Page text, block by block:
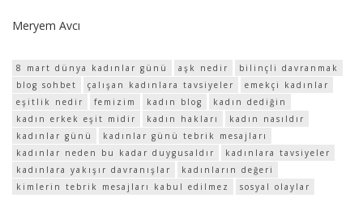
Meryem Avcı
8 mart dünya kadınlar günü aşk nedir
bilinçli davranmak
blog sohbet
çalışan kadınlara tavsiyeler
emekçi kadınlar
eşitlik nedir
femizim kadın blog
kadın dediğin
kadın erkek eşit midir
kadın hakları
kadın nasıldır
kadınlar günü
kadınlar günü tebrik mesajları
kadınlar neden bu kadar duygusaldır
kadınlara tavsiyeler
kadınlara yakışır davranışlar
kadınların değeri
kimlerin tebrik mesajları kabul edilmez
sosyal olaylar